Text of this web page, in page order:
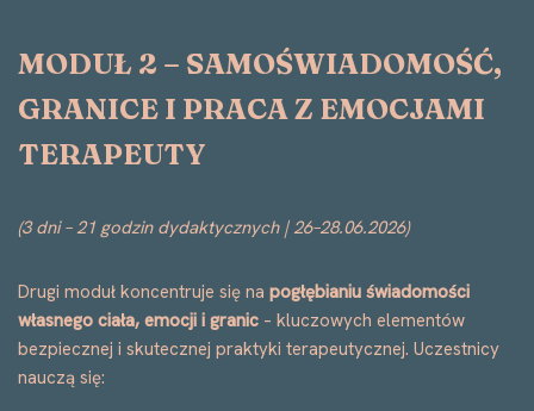
MODUŁ 2 – SAMOŚWIADOMOŚĆ,
GRANICE I PRACA Z EMOCJAMI
TERAPEUTY
(3 dni – 21 godzin dydaktycznych | 26–28.06.2026)
Drugi moduł koncentruje się na pogłębianiu świadomości
własnego ciała, emocji i granic – kluczowych elementów
bezpiecznej i skutecznej praktyki terapeutycznej. Uczestnicy
nauczą się: